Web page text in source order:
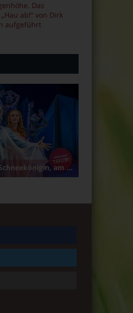
Das
ab!“ von Dirk
aufgeführt
5.1.2025 in Bamberg/Konzerthalle